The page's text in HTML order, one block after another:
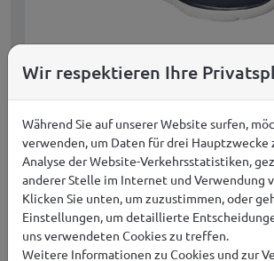
Skechers Herren-Sandalen
VINDICATOR 232296 NVY
Herren
83,99€
KOSTENLOSER VERSAND IN EUROPA AB
Wir respektieren Ihre
Während Sie auf unserer Website surfen,
verwenden, um Daten für drei Hauptzwecke
Analyse der Website-Verkehrsstatistiken,
anderer Stelle im Internet und Verwendung
Klicken Sie unten, um zuzustimmen, oder
Einstellungen, um detaillierte
uns verwendeten Cookies zu treffen.
Weitere Informationen zu Cookies und zur